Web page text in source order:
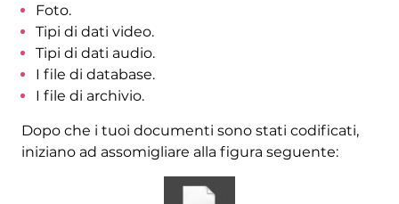
Foto.
Tipi di dati video.
Tipi di dati audio.
I file di database.
I file di archivio.
Dopo che i tuoi documenti sono stati codificati,
iniziano ad assomigliare alla figura seguente: